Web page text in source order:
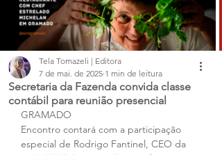
Secretaria da Fazenda convida classe
contábil para reunião presencial
Tela Tomazeli | Editora
7 de mai. de 2025 1 min de leitura
GRAMADO
Encontro contará com a participação
especial de Rodrigo Fantinel, CEO da